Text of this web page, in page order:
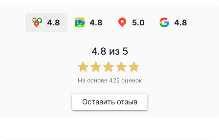
4.8 4.8 5.0 4.8
4.8 из 5
На основе 422оценок
Оставить отзыв